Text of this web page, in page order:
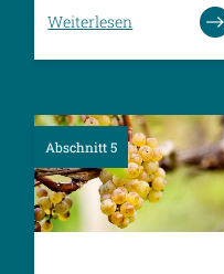
Weiterlesen
Abschnitt 5